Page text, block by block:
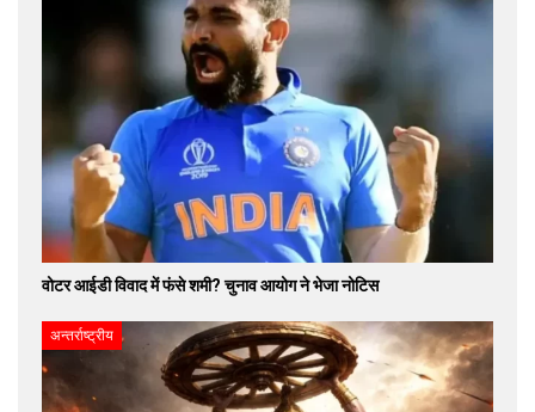
वोटर आईडी विवाद में फंसे शमी? चुनाव आयोग ने भेजा नोटिस
अन्तर्राष्ट्रीय